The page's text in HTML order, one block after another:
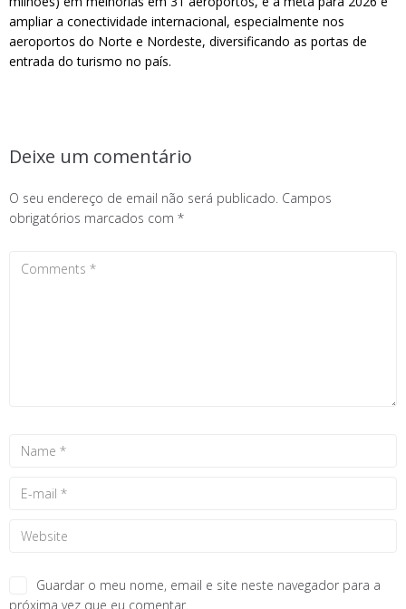
ampliar a conectividade internacional, especialmente nos
aeroportos do Norte e Nordeste, diversificando as portas de
entrada do turismo no país.
Deixe um comentário
O seu endereço de email não será publicado. Campos
obrigatórios marcados com *
Guardar o meu nome, email e site neste navegador para a
próxima vez que eu comentar.